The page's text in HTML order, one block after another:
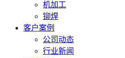
机加工
铆焊
客户案例
公司动态
行业新闻